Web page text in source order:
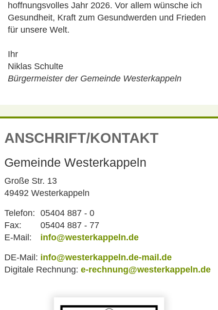
hoffnungsvolles Jahr 2026. Vor allem wünsche ich
Gesundheit, Kraft zum Gesundwerden und Frieden
für unsere Welt.
Ihr
Niklas Schulte
Bürgermeister der Gemeinde Westerkappeln
ANSCHRIFT/KONTAKT
Gemeinde Westerkappeln
Große Str. 13
49492 Westerkappeln
Telefon: 05404 887 - 0
Fax:
05404 887 - 77
E-Mail:
info@westerkappeln.de
DE-Mail: info@westerkappeln.de-mail.de
Digitale Rechnung: e-rechnung@westerkappeln.de